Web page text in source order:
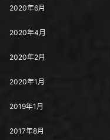
2020年6月
2020年4月
2020年2月
2020年1月
2019年1月
2017年8月